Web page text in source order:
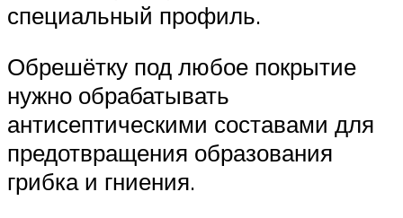
специальный профиль.
Обрешётку под любое покрытие
нужно обрабатывать
антисептическими составами для
предотвращения образования
грибка и гниения.